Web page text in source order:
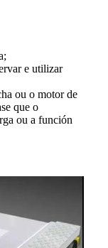
e utilizar
ou o motor de
que o
ou a función